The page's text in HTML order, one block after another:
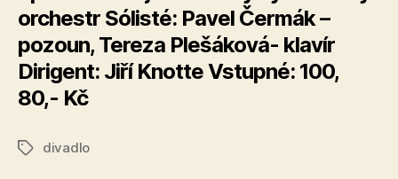
orchestr Sólisté: Pavel Čermák –
pozoun, Tereza Plešáková- klavír
Dirigent: Jiří Knotte Vstupné: 100,
80,- Kč
Štítkydivadlo